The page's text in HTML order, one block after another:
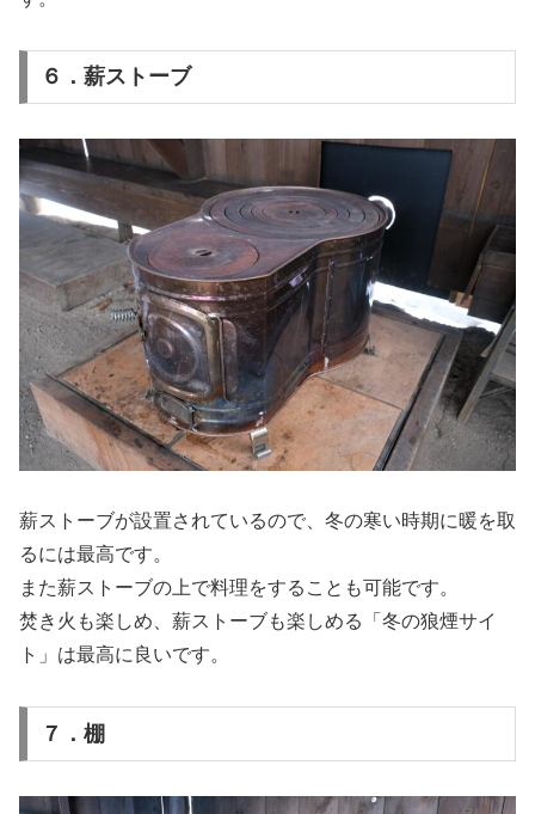
６．薪ストーブ
薪ストーブが設置されているので、冬の寒い時期に暖を取
るには最高です。
また薪ストーブの上で料理をすることも可能です。
焚き火も楽しめ、薪ストーブも楽しめる「冬の狼煙サイ
ト」は最高に良いです。
７．棚